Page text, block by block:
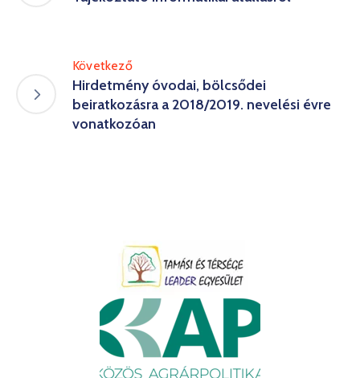
Következő
Hirdetmény óvodai, bölcsődei
beiratkozásra a 2018/2019. nevelési évre
vonatkozóan